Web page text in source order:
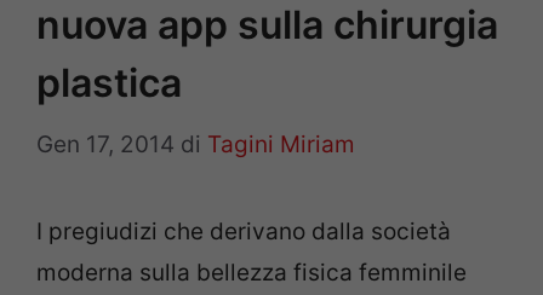
nuova app sulla chirurgia
plastica
Gen 17, 2014 di Tagini Miriam
I pregiudizi che derivano dalla società
moderna sulla bellezza fisica femminile